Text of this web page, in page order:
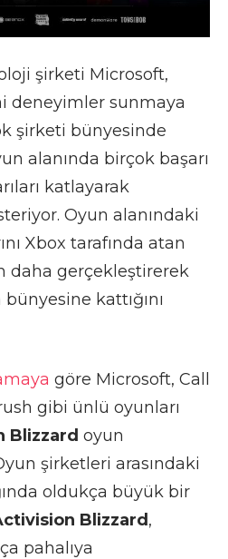
şirketi Microsoft,
deneyimler sunmaya
şirketi bünyesinde
alanında birçok başarı
katlayarak
Oyun alanındaki
Xbox tarafında atan
daha gerçekleştirerek
kattığını
göre Microsoft, Call
gibi ünlü oyunları
Blizzard oyun
şirketleri arasındaki
oldukça büyük bir
Blizzard ,
pahalıya